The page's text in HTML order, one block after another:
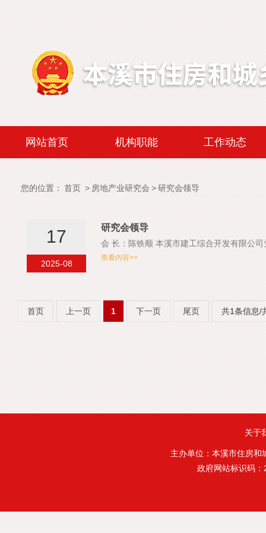
网站首页 机构职能 工作动态
您的位置：首页 >房地产业研究会 >研究会领导
2025-08
17 研究会领导
会 长：陈铁顺 本溪市建工综合开发有限公
查看内容>>
首页 上一页 1 下一页 尾页 共1条信息/
关于
主办单位：本溪市住房
政府网站标识码